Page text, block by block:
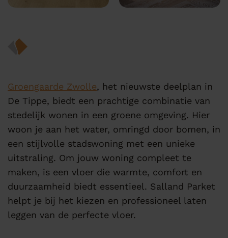
Groengaarde Zwolle, het nieuwste deelplan in
De Tippe, biedt een prachtige combinatie van
stedelijk wonen in een groene omgeving. Hier
woon je aan het water, omringd door bomen, in
een stijlvolle stadswoning met een unieke
uitstraling. Om jouw woning compleet te
maken, is een vloer die warmte, comfort en
duurzaamheid biedt essentieel. Salland Parket
helpt je bij het kiezen en professioneel laten
leggen van de perfecte vloer.